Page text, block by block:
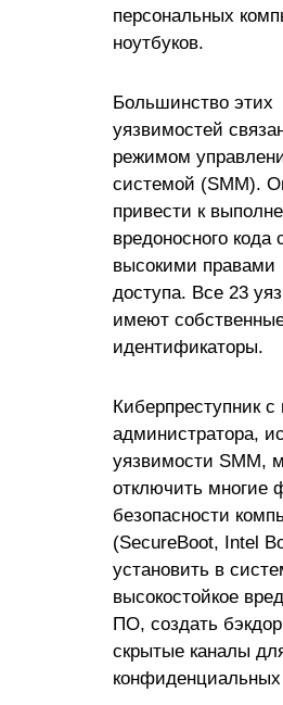
персональных
ноутбуков.
Большинство этих
уязвимостей
режимом
системой (SMM).
привести к
вредоносного кода
высокими правами
доступа. Все 23
имеют
идентификаторы.
Киберпреступник с
администратора,
уязвимости SMM,
отключить многие
безопасности
(SecureBoot, Intel
установить в
высокостойкое
ПО, создать
скрытые каналы